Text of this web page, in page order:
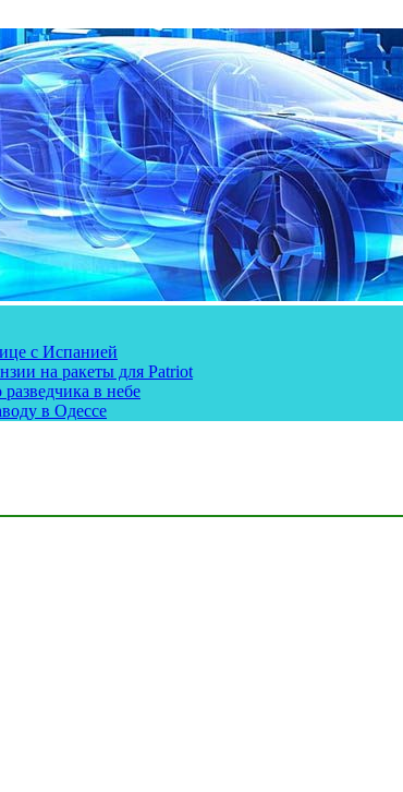
с Испанией
на ракеты для Patriot
в небе
в Одессе